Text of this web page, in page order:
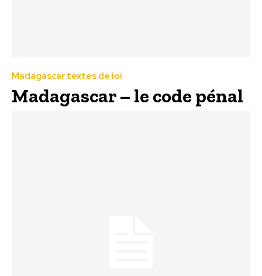
Madagascar textes de loi
Madagascar – le code pénal